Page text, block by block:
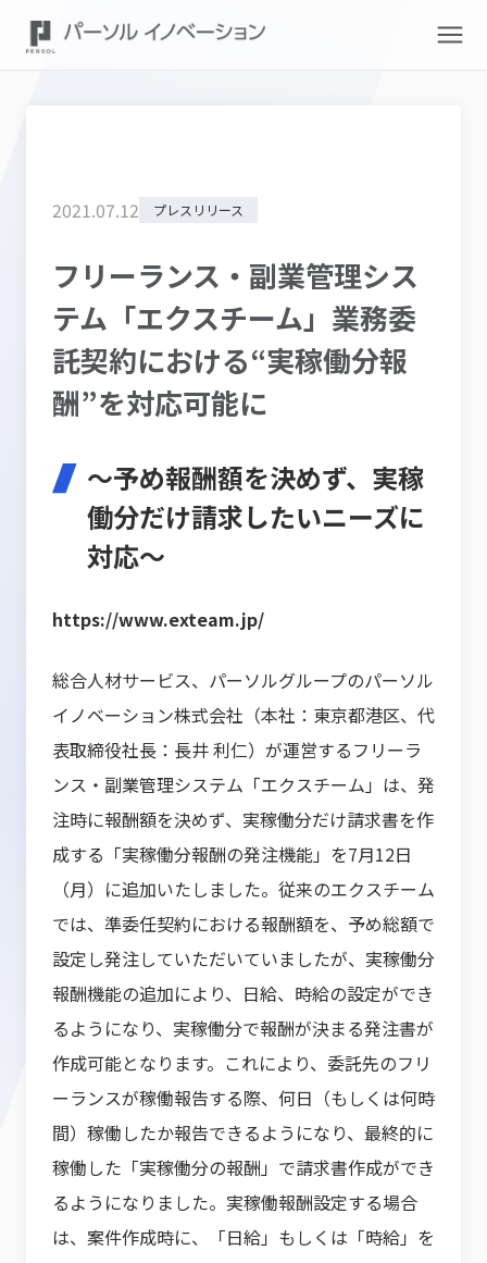
2021.07.12 プレスリリース
フリーランス・副業管理シス
テム「エクスチーム」業務委
託契約における“実稼働分報
酬”を対応可能に
～予め報酬額を決めず、実稼
働分だけ請求したいニーズに
対応～
https://www.exteam.jp/
総合人材サービス、パーソルグループのパーソル
イノベーション株式会社（本社：東京都港区、代
表取締役社長：長井 利仁）が運営するフリーラ
ンス・副業管理システム「エクスチーム」は、発
注時に報酬額を決めず、実稼働分だけ請求書を作
成する「実稼働分報酬の発注機能」を7月12日
（月）に追加いたしました。従来のエクスチーム
では、準委任契約における報酬額を、予め総額で
設定し発注していただいていましたが、実稼働分
報酬機能の追加により、日給、時給の設定ができ
るようになり、実稼働分で報酬が決まる発注書が
作成可能となります。これにより、委託先のフリ
ーランスが稼働報告する際、何日（もしくは何時
間）稼働したか報告できるようになり、最終的に
稼働した「実稼働分の報酬」で請求書作成ができ
るようになりました。実稼働報酬設定する場合
は、案件作成時に、「日給」もしくは「時給」を